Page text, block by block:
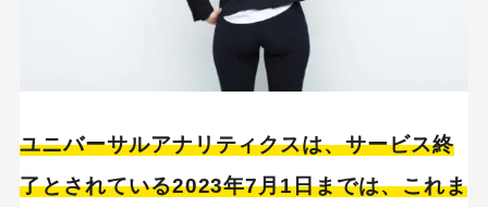
ユニバーサルアナリティクスは、サービス終
了とされている2023年7月1日までは、これま